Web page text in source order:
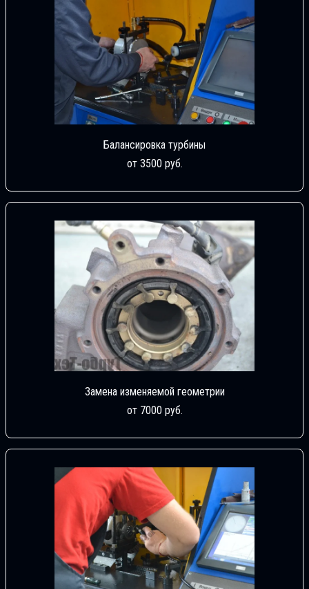
Балансировка турбины
от 3500 руб.
Замена изменяемой геометрии
от 7000 руб.